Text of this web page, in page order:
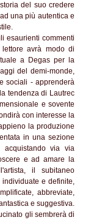
del suo credere
una più autentica e
esaurienti commenti
avrà modo di
a Degas per la
del demi-monde,
sociali - apprenderà
tendenza di Lautrec
e sovente
con interesse la
la produzione
in una sezione
acquistando via via
e ad amare la
il subitaneo
e definite,
abbreviate,
e suggestiva.
gli sembrerà di